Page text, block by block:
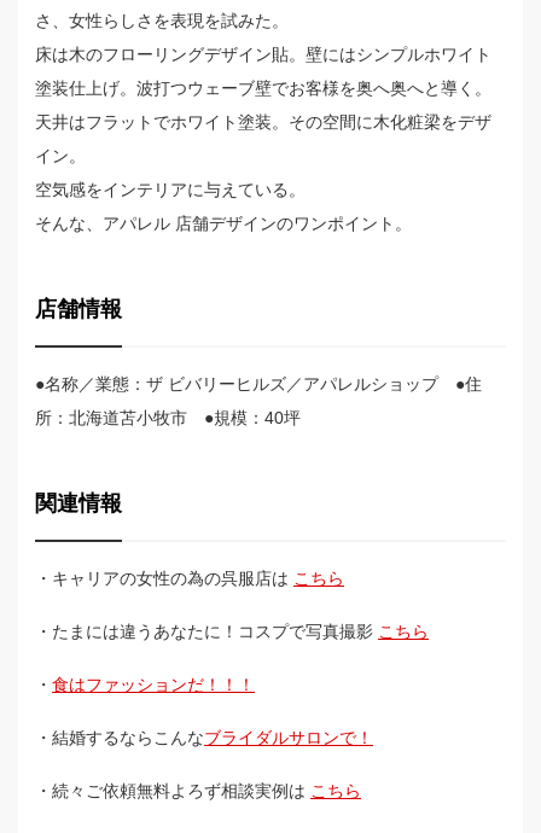
さ、女性らしさを表現を試みた。
床は木のフローリングデザイン貼。壁にはシンプルホワイト
塗装仕上げ。波打つウェーブ壁でお客様を奥へ奥へと導く。
天井はフラットでホワイト塗装。その空間に木化粧梁をデザ
イン。
空気感をインテリアに与えている。
そんな、アパレル 店舗デザインのワンポイント。
店舗情報
●名称／業態：ザ ビバリーヒルズ／アパレルショップ ●住
所：北海道苫小牧市 ●規模：40坪
関連情報
・キャリアの女性の為の呉服店は こちら
・たまには違うあなたに！コスプで写真撮影 こちら
・ 食はファッションだ！！！
・結婚するならこんなブライダルサロンで！
・続々ご依頼無料よろず相談実例は こちら